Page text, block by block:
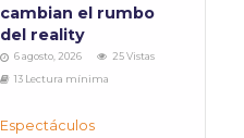
cambian el rumbo
del reality
6 agosto, 2026
25 Vistas
13 Lectura mínima
Espectáculos